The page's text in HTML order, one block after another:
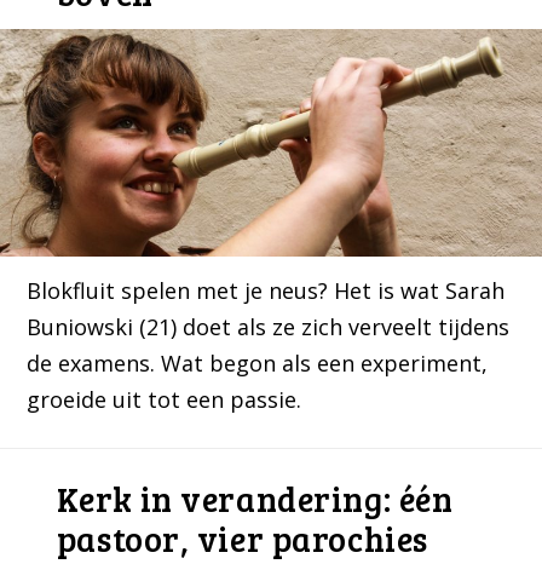
Blokfluit spelen met je neus? Het is wat Sarah
Buniowski (21) doet als ze zich verveelt tijdens
de examens. Wat begon als een experiment,
groeide uit tot een passie.
Kerk in verandering: één
pastoor, vier parochies